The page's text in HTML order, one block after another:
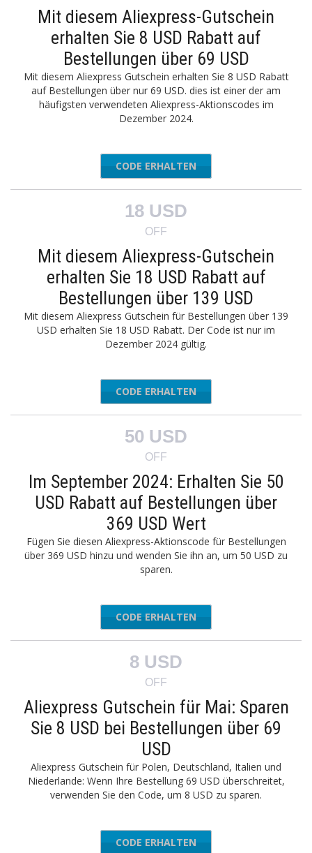
Mit diesem Aliexpress-Gutschein
erhalten Sie 8 USD Rabatt auf
Bestellungen über 69 USD
Mit diesem Aliexpress Gutschein erhalten Sie 8 USD Rabatt
auf Bestellungen über nur 69 USD. dies ist einer der am
häufigsten verwendeten Aliexpress-Aktionscodes im
Dezember 2024.
AEAFF08
CODE ERHALTEN
18 USD
OFF
Mit diesem Aliexpress-Gutschein
erhalten Sie 18 USD Rabatt auf
Bestellungen über 139 USD
Mit diesem Aliexpress Gutschein für Bestellungen über 139
USD erhalten Sie 18 USD Rabatt. Der Code ist nur im
Dezember 2024 gültig.
AEAFF18
CODE ERHALTEN
50 USD
OFF
Im September 2024: Erhalten Sie 50
USD Rabatt auf Bestellungen über
369 USD Wert
Fügen Sie diesen Aliexpress-Aktionscode für Bestellungen
über 369 USD hinzu und wenden Sie ihn an, um 50 USD zu
sparen.
AEFS50
CODE ERHALTEN
8 USD
OFF
Aliexpress Gutschein für Mai: Sparen
Sie 8 USD bei Bestellungen über 69
USD
Aliexpress Gutschein für Polen, Deutschland, Italien und
Niederlande: Wenn Ihre Bestellung 69 USD überschreitet,
verwenden Sie den Code, um 8 USD zu sparen.
8ZNAFEU
CODE ERHALTEN